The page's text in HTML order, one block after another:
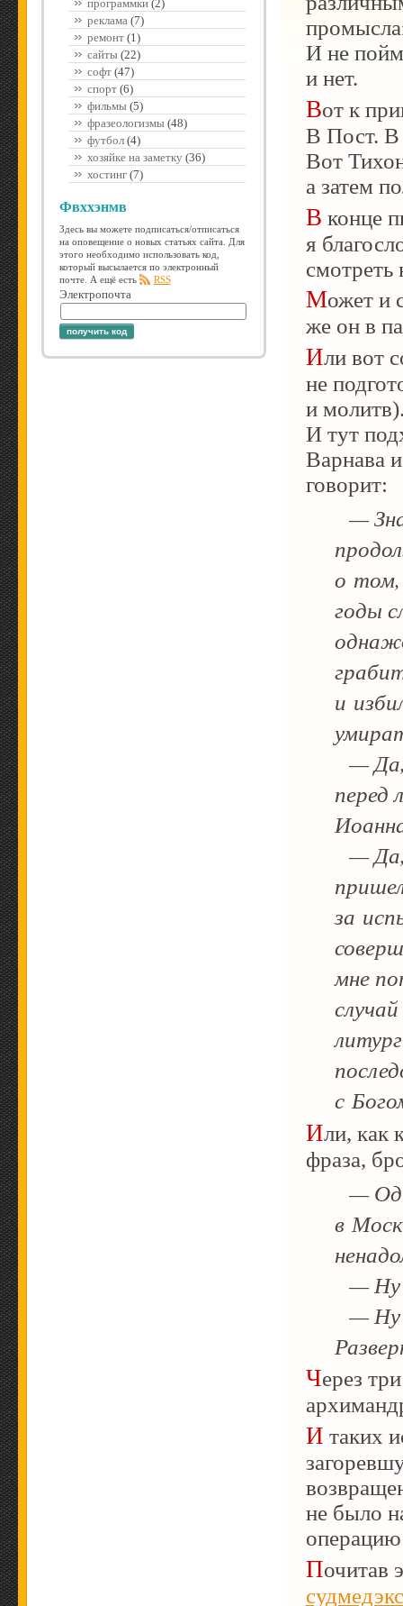
программки(2)
реклама(7)
ремонт(1)
сайты(22)
софт(47)
спорт(6)
фильмы(5)
фразеологизмы(48)
футбол(4)
хозяйке на заметку(36)
хостинг(7)
Фвххэнмв
Здесь вы можете подписаться/отписаться
на оповещение о новых статьях сайта. Для
этого необходимо использовать код,
который высылается по электронный
почте. А ещё есть
RSS
Электропочта
получить код
И не
и нет.
Вот к примеру, болел Тихон, лежал в больнице.
В Пост. В
Вот
а затем
В конце письма была приписка: «Отец Тихон,
я
смотреть
Может и случайность, не замурованный
же он в
Или вот собрался Отце Тихон служить литургию
не
и
И тут
Варнава
говорит:
—
о том,
годы
и
—
перед
—
за
мне
с
Или, как казалось в начале непонятной, пророческая
фраза,
—
в
— Ну
— Ну
Через три дня Отца Тихона вызвал наместник
И таких историй довольно много. И про внезапно
не было